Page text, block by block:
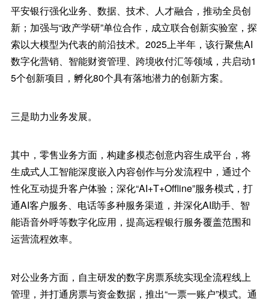
平安银行强化业务、数据、技术、人才融合，推动全员创
新；加强与“政产学研”单位合作，成立联合创新实验室，探
索以大模型为代表的前沿技术。2025上半年，该行聚焦AI
数字化营销、智能财资管理、跨境收付汇等领域，共启动1
5个创新项目，孵化80个具有落地潜力的创新方案。
三是助力业务发展。
其中，零售业务方面，构建多模态创意内容生成平台，将
生成式人工智能深度嵌入内容创作与分发流程中，通过个
性化互动提升客户体验；深化“AI+T+Offline”服务模式，打
通AI客户服务、电话等多种服务渠道，并深化AI助手、智
能语音外呼等数字化应用，提高远程银行服务覆盖范围和
运营流程效率。
对公业务方面，自主研发的数字房票系统实现全流程线上
管理，并打通房票与资金数据，推出“一票一账户”模式。通